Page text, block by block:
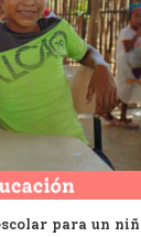
para un